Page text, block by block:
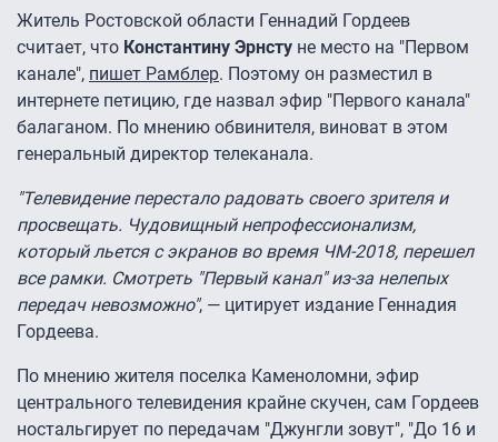
Житель Ростовской области Геннадий Гордеев
считает, что Константину Эрнсту не место на "Первом
канале", пишет Рамблер. Поэтому он разместил в
интернете петицию, где назвал эфир "Первого канала"
балаганом. По мнению обвинителя, виноват в этом
генеральный директор телеканала.
"Телевидение перестало радовать своего зрителя и
просвещать. Чудовищный непрофессионализм,
который льется с экранов во время ЧМ-2018, перешел
все рамки. Смотреть "Первый канал" из-за нелепых
передач невозможно", — цитирует издание Геннадия
Гордеева.
По мнению жителя поселка Каменоломни, эфир
центрального телевидения крайне скучен, сам Гордеев
ностальгирует по передачам "Джунгли зовут", "До 16 и